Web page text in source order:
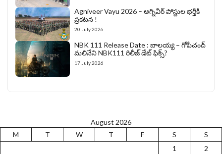
Agniveer Vayu 2026 – అగ్నివీర్‌ పోస్టుల భర్తీకి
ప్రకటన !
20 July 2026
NBK 111 Release Date : బాలయ్య – గోపీచంద్
మలినేని NBK111 రిలీజ్ డేట్ ఫిక్స్?
17 July 2026
August 2026
M
T W T F S
S
1
2